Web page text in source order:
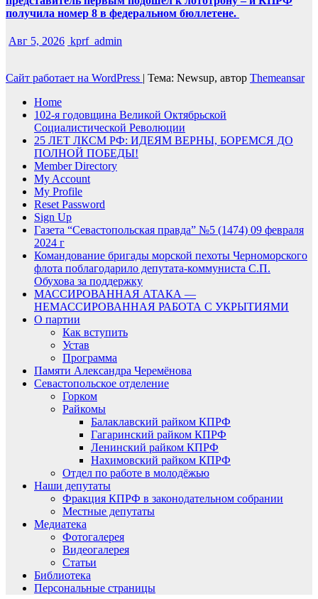
получила номер 8 в федеральном бюллетене.
Авг 5, 2026 kprf_admin
Сайт работает на WordPress | Тема: Newsup, автор Themeansar
Home
102-я годовщина Великой Октябрьской
Социалистической Революции
25 ЛЕТ ЛКСМ РФ: ИДЕЯМ ВЕРНЫ, БОРЕМСЯ ДО
ПОЛНОЙ ПОБЕДЫ!
Member Directory
My Account
My Profile
Reset Password
Sign Up
Газета “Севастопольская правда” №5 (1474) 09 февраля
2024 г
Командование бригады морской пехоты Черноморского
флота поблагодарило депутата-коммуниста С.П.
Обухова за поддержку
МАССИРОВАННАЯ АТАКА —
НЕМАССИРОВАННАЯ РАБОТА С УКРЫТИЯМИ
О партии
Как вступить
Устав
Программа
Памяти Александра Черемёнова
Севастопольское отделение
Горком
Райкомы
Балаклавский райком КПРФ
Гагаринский райком КПРФ
Ленинский райком КПРФ
Нахимовский райком КПРФ
Отдел по работе в молодёжью
Наши депутаты
Фракция КПРФ в законодательном собрании
Местные депутаты
Медиатека
Фотогалерея
Видеогалерея
Статьи
Библиотека
Персональные страницы